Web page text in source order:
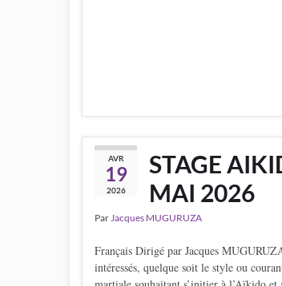
AVR
19
2026
STAGE
MAI 2026
Par Jacques MUGURUZA
Français Dirigé par Jacques
intéressés, quelque soit le style ou